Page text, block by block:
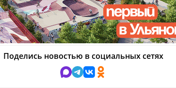
Поделись новостью в социальных сетях